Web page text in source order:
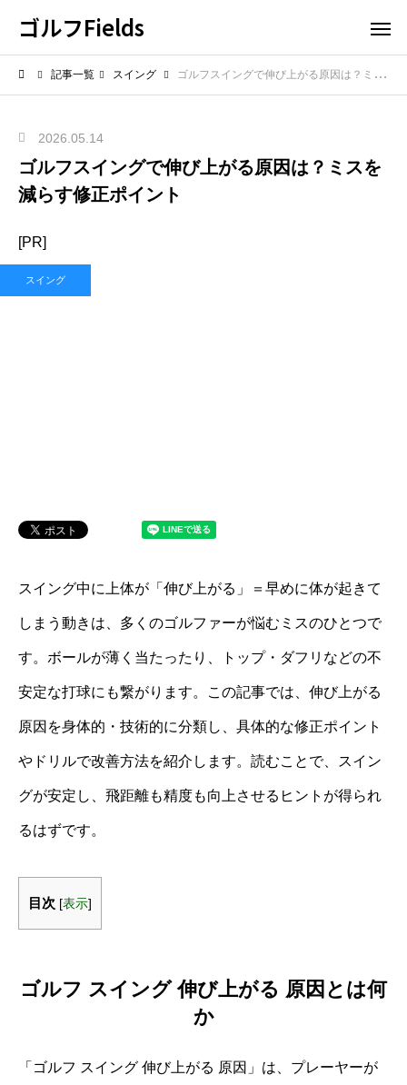
ゴルフFields
記事一覧 スイング ゴルフスイングで伸び上がる原因は？ミスを減らす修正ポイント
2026.05.14
ゴルフスイングで伸び上がる原因は？ミスを
減らす修正ポイント
[PR]
スイング
スイング中に上体が「伸び上がる」＝早めに体が起きて
しまう動きは、多くのゴルファーが悩むミスのひとつで
す。ボールが薄く当たったり、トップ・ダフリなどの不
安定な打球にも繋がります。この記事では、伸び上がる
原因を身体的・技術的に分類し、具体的な修正ポイント
やドリルで改善方法を紹介します。読むことで、スイン
グが安定し、飛距離も精度も向上させるヒントが得られ
るはずです。
目次 [表示]
ゴルフ スイング 伸び上がる 原因とは何
か
「ゴルフ スイング 伸び上がる 原因」は、プレーヤーが